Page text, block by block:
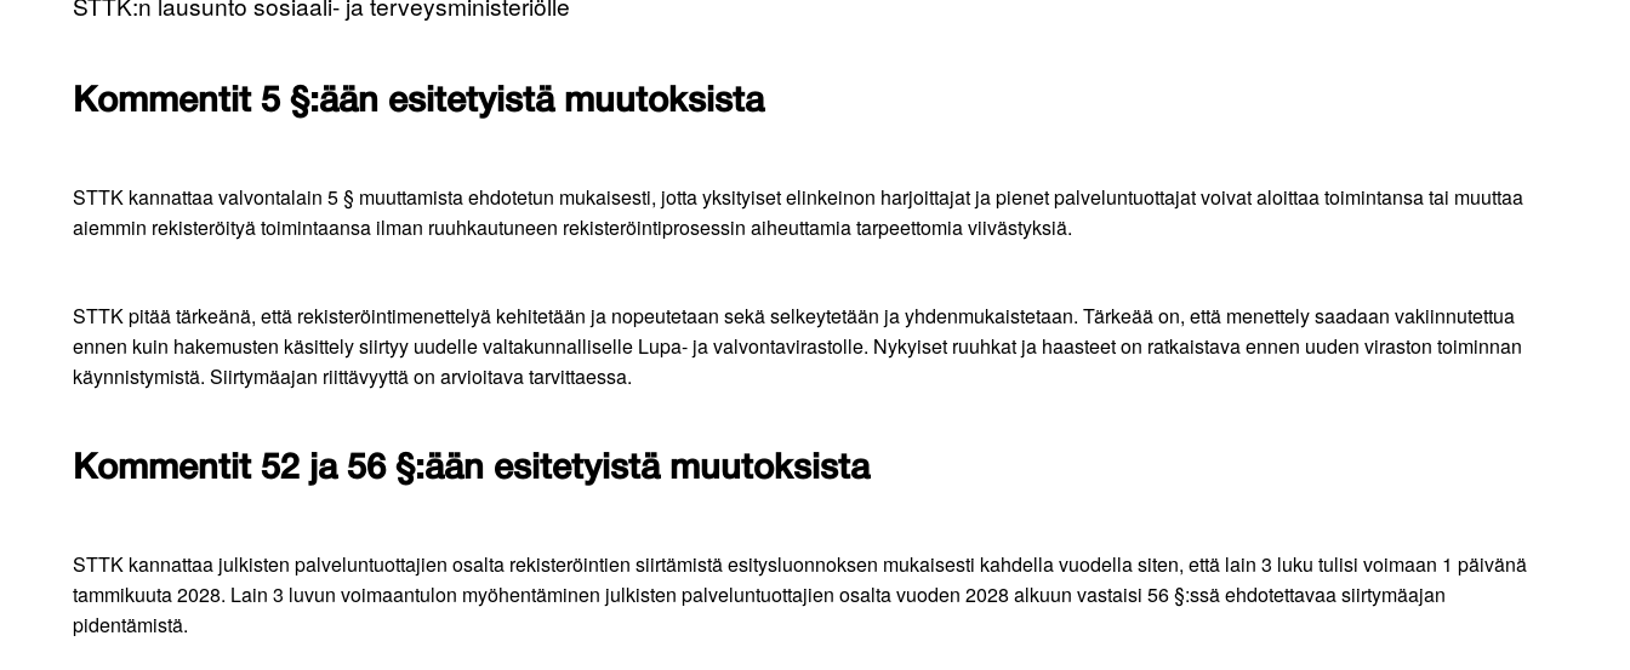
Kommentit 5 §:ään esitetyistä muutoksista
STTK kannattaa valvontalain 5 § muuttamista ehdotetun mukaisesti, jotta yksityiset elinkeinon harjoittajat ja pienet palveluntuottajat voivat aloittaa toimintansa tai muuttaa
aiemmin rekisteröityä toimintaansa ilman ruuhkautuneen rekisteröintiprosessin aiheuttamia tarpeettomia viivästyksiä.
STTK pitää tärkeänä, että rekisteröintimenettelyä kehitetään ja nopeutetaan sekä selkeytetään ja yhdenmukaistetaan. Tärkeää on, että menettely saadaan vakiinnutettua
ennen kuin hakemusten käsittely siirtyy uudelle valtakunnalliselle Lupa- ja valvontavirastolle. Nykyiset ruuhkat ja haasteet on ratkaistava ennen uuden viraston toiminnan
käynnistymistä. Siirtymäajan riittävyyttä on arvioitava tarvittaessa.
Kommentit 52 ja 56 §:ään esitetyistä muutoksista
STTK kannattaa julkisten palveluntuottajien osalta rekisteröintien siirtämistä esitysluonnoksen mukaisesti kahdella vuodella siten, että lain 3 luku tulisi voimaan 1 päivänä
tammikuuta 2028. Lain 3 luvun voimaantulon myöhentäminen julkisten palveluntuottajien osalta vuoden 2028 alkuun vastaisi 56 §:ssä ehdotettavaa siirtymäajan
pidentämistä.